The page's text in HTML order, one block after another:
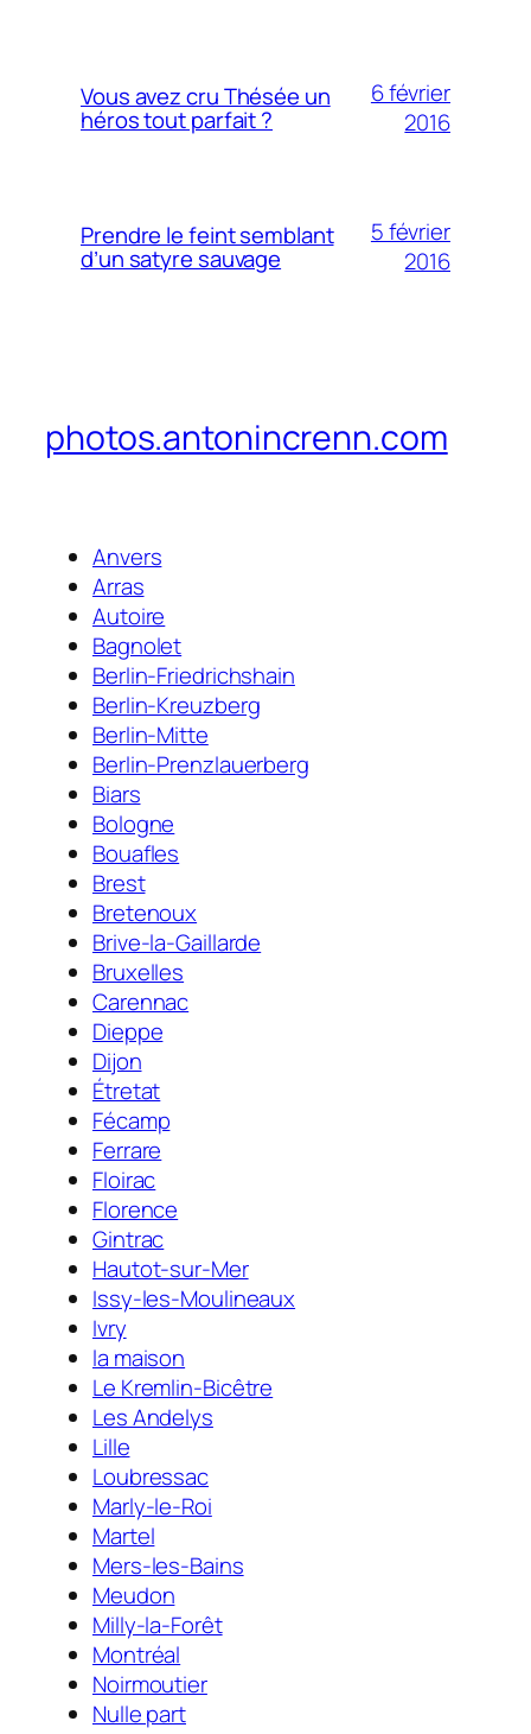
Vous avez cru Thésée un
héros tout parfait ?
6 février
2016
Prendre le feint semblant
d’un satyre sauvage
5 février
2016
photos.antonincrenn.com
Anvers
Arras
Autoire
Bagnolet
Berlin-Friedrichshain
Berlin-Kreuzberg
Berlin-Mitte
Berlin-Prenzlauerberg
Biars
Bologne
Bouafles
Brest
Bretenoux
Brive-la-Gaillarde
Bruxelles
Carennac
Dieppe
Dijon
Étretat
Fécamp
Ferrare
Floirac
Florence
Gintrac
Hautot-sur-Mer
Issy-les-Moulineaux
Ivry
la maison
Le Kremlin-Bicêtre
Les Andelys
Lille
Loubressac
Marly-le-Roi
Martel
Mers-les-Bains
Meudon
Milly-la-Forêt
Montréal
Noirmoutier
Nulle part